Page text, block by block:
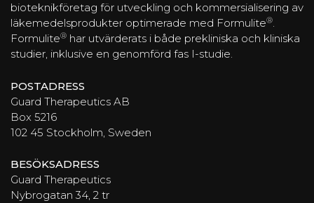
bioteknikföretag för utveckling och kommersialisering av
läkemedelsprodukter optimerade med Formulite®.
Formulite® har utvärderats i både prekliniska och kliniska
studier, inklusive en genomförd fas I-studie.
POSTADRESS
Guard Therapeutics AB
Box 5216
102 45 Stockholm, Sweden
BESÖKSADRESS
Guard Therapeutics
Nybrogatan 34, 2 tr